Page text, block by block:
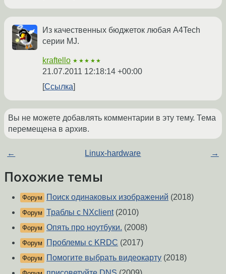
Из качественных бюджеток любая A4Tech
серии MJ.
kraftello ★★★★★
21.07.2011 12:18:14 +00:00
Ссылка
Вы не можете добавлять комментарии в эту тему. Тема
перемещена в архив.
← Linux-hardware →
Похожие темы
Форум Поиск одинаковых изображений (2018)
Форум Траблы с NXclient(2010)
Форум Опять про ноутбуки. (2008)
Форум Проблемы с KRDC (2017)
Форум Помогите выбрать видеокарту (2018)